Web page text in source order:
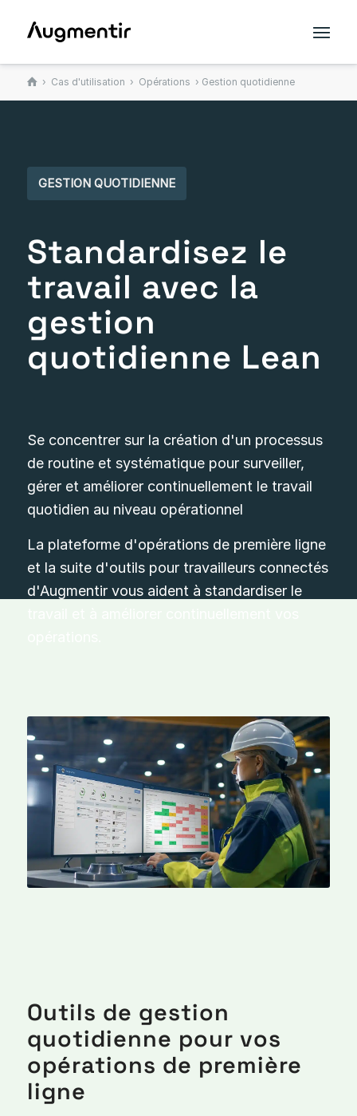
› Cas d'utilisation › Opérations › Gestion quotidienne
GESTION QUOTIDIENNE
Standardisez le
travail avec la
gestion
quotidienne Lean
Se concentrer sur la création d'un processus
de routine et systématique pour surveiller,
gérer et améliorer continuellement le travail
quotidien au niveau opérationnel
La plateforme d'opérations de première ligne
et la suite d'outils pour travailleurs connectés
d'Augmentir vous aident à standardiser le
Outils de gestion
quotidienne pour vos
opérations de première
ligne